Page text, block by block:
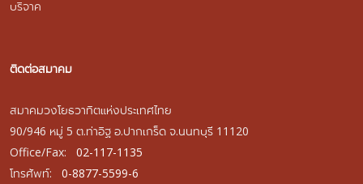
บริจาค
ติดต่อสมาคม
สมาคมวงโยธวาทิตแห่งประเทศไทย
90/946 หมู่ 5 ต.ท่าอิฐ อ.ปากเกร็ด จ.นนทบุรี 11120
Office/Fax: 02-117-1135
โทรศัพท์: 0-8877-5599-6